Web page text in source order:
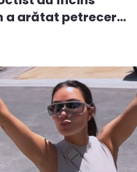
a arătat petrecer...